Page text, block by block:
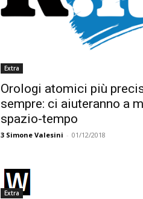
Extra
Orologi atomici più
sempre: ci aiuteranno a
spazio-tempo
3 Simone Valesini - 01/12/2018
Extra